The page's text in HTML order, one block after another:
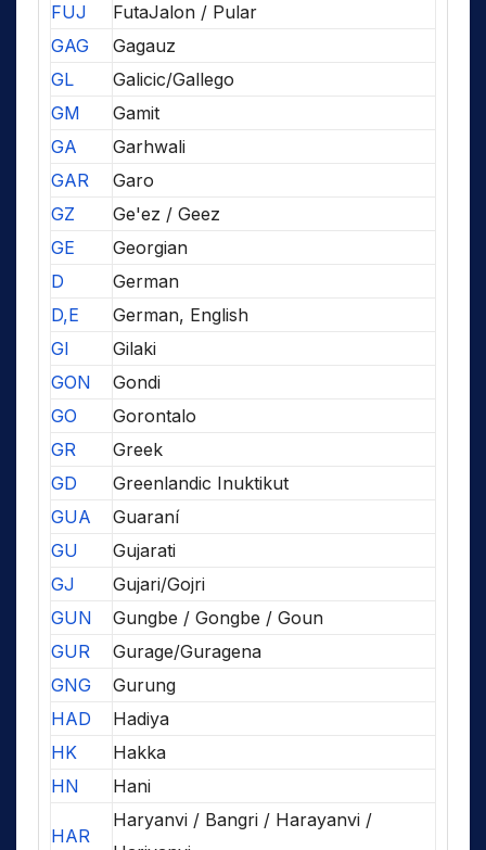
FUJ
FutaJalon / Pular
GAG
Gagauz
GL
Galicic/Gallego
GM
Gamit
GA
Garhwali
GAR
Garo
GZ
Ge'ez / Geez
GE
Georgian
D
German
D,E
German, English
GI
Gilaki
GON
Gondi
GO
Gorontalo
GR
Greek
GD
Greenlandic Inuktikut
GUA
Guaraní
GU
Gujarati
GJ
Gujari/Gojri
GUN
Gungbe / Gongbe / Goun
GUR
Gurage/Guragena
GNG
Gurung
HAD
Hadiya
HK
Hakka
HN
Hani
HAR
Haryanvi / Bangri / Harayanvi /